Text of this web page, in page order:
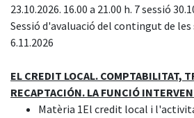
23.10.2026. 16.00 a 21.00 h. 7 sessió
Sessió d'avaluació del contingut de les
6.11.2026
EL CREDIT LOCAL. COMPTABILITAT,
RECAPTACIÓN. LA FUNCIÓ
Matèria 1El credit local i